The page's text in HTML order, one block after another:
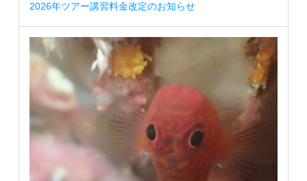
2026年ツアー講習料金改定のお知らせ